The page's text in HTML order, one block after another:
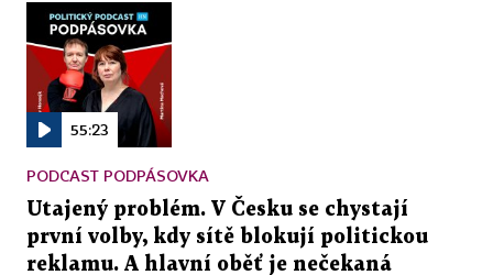
55:23
PODCAST PODPÁSOVKA
Utajený problém. V Česku se chystají
první volby, kdy sítě blokují politickou
reklamu. A hlavní oběť je nečekaná